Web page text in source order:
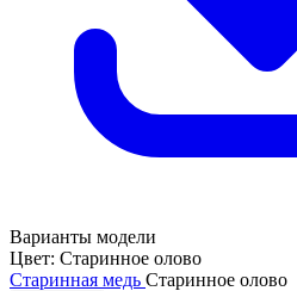
Варианты модели
Цвет: Старинное олово
Старинная медь Старинное олово